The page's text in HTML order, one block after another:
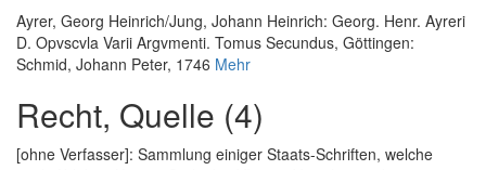
Ayrer, Georg Heinrich/Jung, Johann Heinrich: Georg. Henr. Ayreri
D. Opvscvla Varii Argvmenti. Tomus Secundus, Göttingen:
Schmid, Johann Peter, 1746 Mehr
Recht, Quelle (4)
[ohne Verfasser]: Sammlung einiger Staats-Schriften, welche